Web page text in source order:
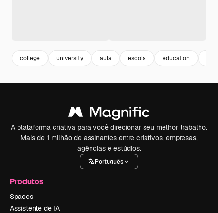
college university aula escola education
A plataforma criativa para você direcionar seu melhor trabalho.
Mais de 1 milhão de assinantes entre criativos, empresas,
agências e estúdios.
Português
Produtos
Spaces
Assistente de IA